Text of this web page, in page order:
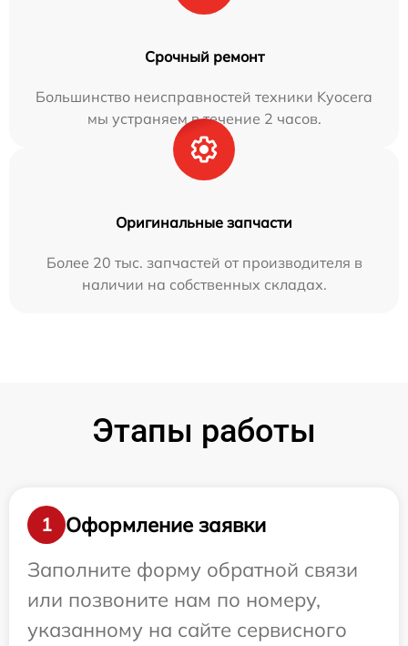
Срочный ремонт
Большинство неисправностей техники Kyocera
мы устраняем в течение 2 часов.
Оригинальные запчасти
Более 20 тыс. запчастей от производителя в
наличии на собственных складах.
Этапы работы
1
Оформление заявки
Заполните форму обратной связи
или позвоните нам по номеру,
указанному на сайте сервисного